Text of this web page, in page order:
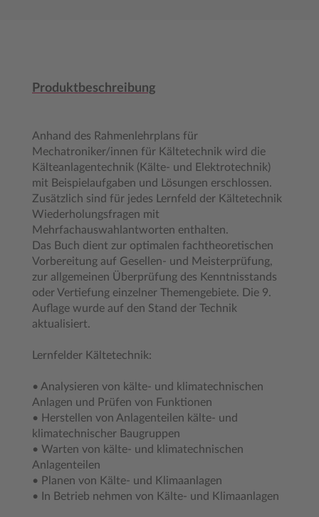
Produktbeschreibung
Anhand des Rahmenlehrplans für
Mechatroniker/innen für Kältetechnik wird die
Kälteanlagentechnik (Kälte- und Elektrotechnik)
mit Beispielaufgaben und Lösungen erschlossen.
Zusätzlich sind für jedes Lernfeld der Kältetechnik
Wiederholungsfragen mit
Mehrfachauswahlantworten enthalten.
Das Buch dient zur optimalen fachtheoretischen
Vorbereitung auf Gesellen- und Meisterprüfung,
zur allgemeinen Überprüfung des Kenntnisstands
oder Vertiefung einzelner Themengebiete. Die 9.
Auflage wurde auf den Stand der Technik
aktualisiert.
Lernfelder Kältetechnik:
• Analysieren von kälte- und klimatechnischen
Anlagen und Prüfen von Funktionen
• Herstellen von Anlagenteilen kälte- und
klimatechnischer Baugruppen
• Warten von kälte- und klimatechnischen
Anlagenteilen
• Planen von Kälte- und Klimaanlagen
• In Betrieb nehmen von Kälte- und Klimaanlagen